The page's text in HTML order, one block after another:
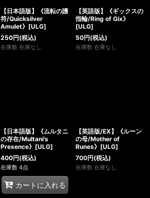
【日本語版】《流転の護
符/Quicksilver
Amulet》[ULG]
250円(税込)
在庫数 在庫なし
【英語版】《ギックスの
指輪/Ring of Gix》
[ULG]
50円(税込)
在庫数 在庫なし
【日本語版】《ムルタニ
の存在/Multani's
Presence》[ULG]
400円(税込)
在庫数 4点
カートに入れる
【英語版/EX】《ルーン
の母/Mother of
Runes》[ULG]
700円(税込)
在庫数 在庫なし